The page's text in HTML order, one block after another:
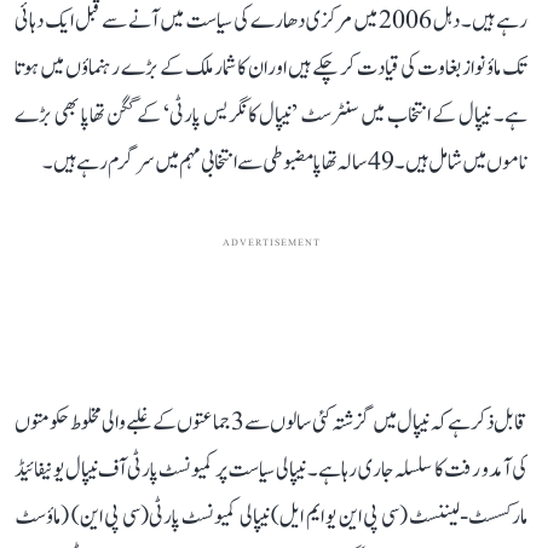
رہے ہیں۔ دہل 2006 میں مرکزی دھارے کی سیاست میں آنے سے قبل ایک دہائی
تک ماؤ نواز بغاوت کی قیادت کر چکے ہیں اور ان کا شمار ملک کے بڑے رہنماؤں میں ہوتا
ہے۔ نیپال کے انتخاب میں سنٹرسٹ ’نیپال کانگریس پارٹی‘ کے گگن تھاپا بھی بڑے
ناموں میں شامل ہیں۔ 49 سالہ تھاپا مضبوطی سے انتخابی مہم میں سرگرم رہے ہیں۔
ADVERTISEMENT
قابل ذکر ہے کہ نیپال میں گزشتہ کئی سالوں سے 3 جماعتوں کے غلبے والی مخلوط حکومتوں
کی آمد و رفت کا سلسلہ جاری رہا ہے۔ نیپالی سیاست پر کمیونسٹ پارٹی آف نیپال یونیفائیڈ
مارکسسٹ-لیننسٹ (سی پی این یو ایم ایل) نیپالی کمیونسٹ پارٹی(سی پی این) (ماؤسٹ